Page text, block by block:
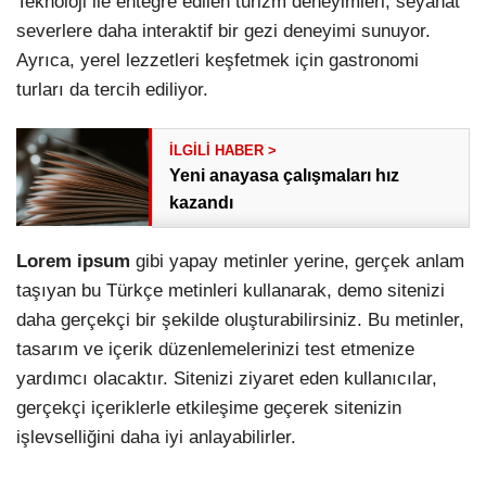
severlere daha interaktif bir gezi deneyimi sunuyor.
Ayrıca, yerel lezzetleri keşfetmek için gastronomi
turları da tercih ediliyor.
Yeni anayasa çalışmaları hız
kazandı
Lorem ipsum gibi yapay metinler yerine, gerçek anlam
taşıyan bu Türkçe metinleri kullanarak, demo sitenizi
daha gerçekçi bir şekilde oluşturabilirsiniz. Bu metinler,
tasarım ve içerik düzenlemelerinizi test etmenize
yardımcı olacaktır. Sitenizi ziyaret eden kullanıcılar,
gerçekçi içeriklerle etkileşime geçerek sitenizin
işlevselliğini daha iyi anlayabilirler.